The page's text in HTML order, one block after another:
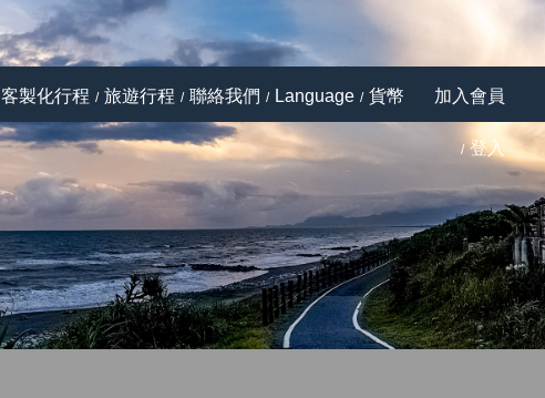
客製化行程 旅遊行程 聯絡我們 Language 貨幣 加入會員
登入
Next